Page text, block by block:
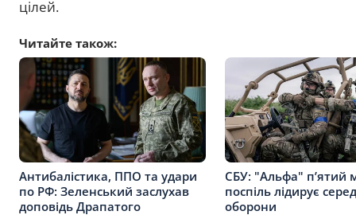
цілей.
Читайте також:
Антибалістика, ППО та удари
по РФ: Зеленський заслухав
доповідь Драпатого
СБУ: "Альфа" п’ятий
поспіль лідирує
оборони